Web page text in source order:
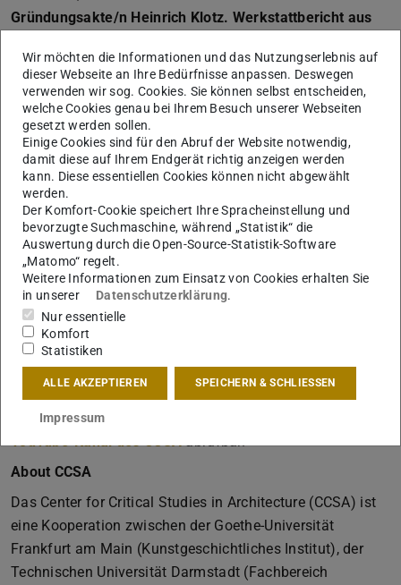
Gründungsakte/n Heinrich Klotz. Werkstattbericht aus
Birte Lebzien (Fellow der Wüstenrot Stiftung)
Moderation: Oliver Elser
DE
6. CCSA TALK
February 13, 6 pm:
Radical Pedagogies: Institution and/or Resistance
Beatriz Colomina (Princeton University) + Ignacio G.
Galán (Barnard College, Columbia University) + Evangelos
Kotsioris (Museum of Modern Art) + Anna-Maria Meister
(Technical University of Darmstadt)
ENG
Teilnehmen:
Zoom-Link
und sind nach Abschluss der Veranstaltung auf dem
YouTube-Kanal des CCSAabrufbar.
About CCSA
Das Center for Critical Studies in Architecture (CCSA) ist
eine Kooperation zwischen der Goethe-Universität
Frankfurt am Main (Kunstgeschichtliches Institut), der
Technischen Universität Darmstadt (Fachbereich
Wir möchten die Informationen und das Nutzungserlebnis auf
dieser Webseite an Ihre Bedürfnisse anpassen. Deswegen
verwenden wir sog. Cookies. Sie können selbst entscheiden,
welche Cookies genau bei Ihrem Besuch unserer Webseiten
gesetzt werden sollen.
Einige Cookies sind für den Abruf der Website notwendig,
damit diese auf Ihrem Endgerät richtig anzeigen werden
kann. Diese essentiellen Cookies können nicht abgewählt
werden.
Der Komfort-Cookie speichert Ihre Spracheinstellung und
bevorzugte Suchmaschine, während „Statistik“ die
Auswertung durch die Open-Source-Statistik-Software
„Matomo“ regelt.
Weitere Informationen zum Einsatz von Cookies erhalten Sie
in unserer
Datenschutzerklärung.
Nur essentielle
Komfort
Statistiken
ALLE AKZEPTIEREN SPEICHERN & SCHLIESSEN
Impressum